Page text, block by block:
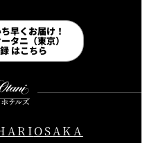
早くお届け！
タニ（東京）
はこちら
OSAKA